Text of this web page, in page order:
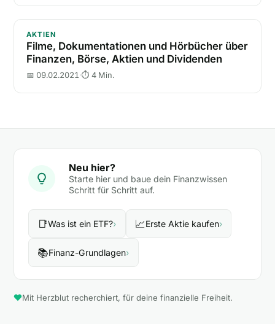
Filme, Dokumentationen und Hörbücher über
AKTIEN
Filme, Dokumentationen und Hörbücher über
Finanzen, Börse, Aktien und Dividenden
📅 09.02.2021·⏱ 4 Min.
Neu hier?
Starte hier und baue dein Finanzwissen
Schritt für Schritt auf.
📑Was ist ein ETF?› 📈Erste Aktie kaufen›
📚Finanz-Grundlagen›
Mit Herzblut recherchiert, für deine finanzielle Freiheit.